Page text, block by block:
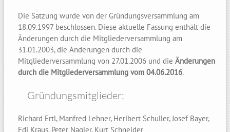
Die Satzung wurde von der Gründungsversammlung am
18.09.1997 beschlossen. Diese aktuelle Fassung enthält die
Änderungen durch die Mitgliederversammlung am
31.01.2003, die Änderungen durch die
Mitgliederversammlung von 27.01.2006 und die Änderungen
durch die Mitgliederversammlung vom 04.06.2016.
Gründungsmitglieder:
Richard Ertl, Manfred Lehner, Heribert Schuller, Josef Bayer,
Edi Kraus, Peter Nagler, Kurt Schneider